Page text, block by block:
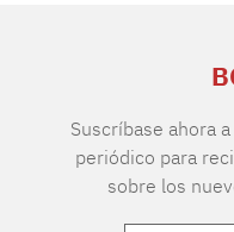
Suscríbase ahora
periódico para
sobre los